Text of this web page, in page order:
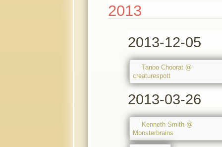
2013
2013-12-05
Tanoo Choorat @
creaturespott
2013-03-26
Kenneth Smith @
Monsterbrains